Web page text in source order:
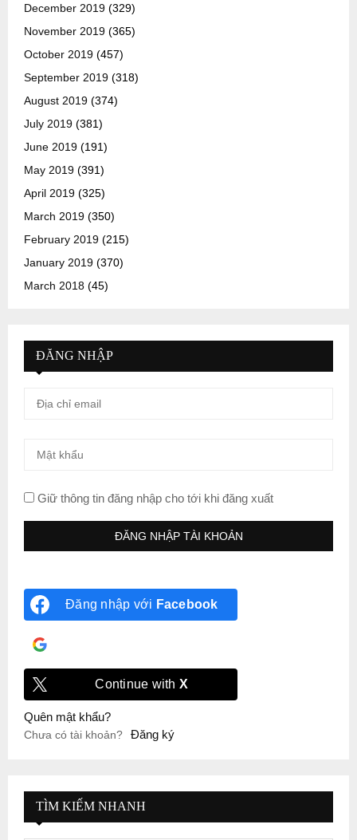
December 2019 (329)
November 2019 (365)
October 2019 (457)
September 2019 (318)
August 2019 (374)
July 2019 (381)
June 2019 (191)
May 2019 (391)
April 2019 (325)
March 2019 (350)
February 2019 (215)
January 2019 (370)
March 2018 (45)
ĐĂNG NHẬP
Giữ thông tin đăng nhập cho tới khi đăng xuất
Đăng nhập với Facebook
Continue with X
Quên mật khẩu?
Chưa có tài khoản? Đăng ký
TÌM KIẾM NHANH